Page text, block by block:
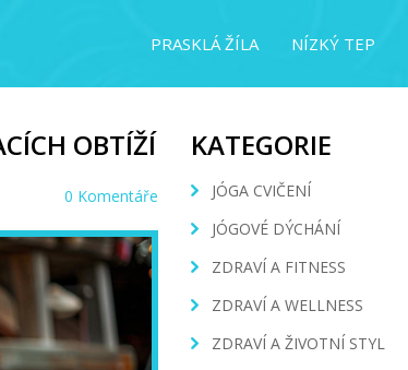
PRASKLÁ ŽÍLA NÍZKÝ TEP
OBTÍŽÍ
0 Komentáře
KATEGORIE
JÓGA CVIČENÍ
JÓGOVÉ DÝCHÁNÍ
ZDRAVÍ A FITNESS
ZDRAVÍ A WELLNESS
ZDRAVÍ A ŽIVOTNÍ STYL